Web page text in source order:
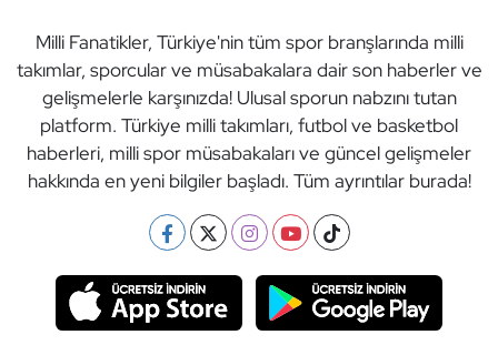
Milli Fanatikler, Türkiye'nin tüm spor branşlarında milli
takımlar, sporcular ve müsabakalara dair son haberler ve
gelişmelerle karşınızda! Ulusal sporun nabzını tutan
platform. Türkiye milli takımları, futbol ve basketbol
haberleri, milli spor müsabakaları ve güncel gelişmeler
hakkında en yeni bilgiler başladı. Tüm ayrıntılar burada!